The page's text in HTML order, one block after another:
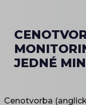
JEDNÉ
Cenotvorba